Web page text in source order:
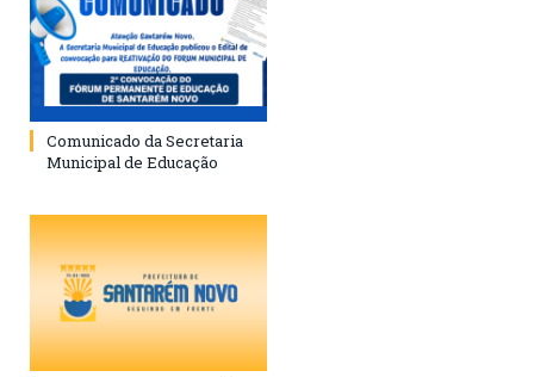
Comunicado da Secretaria
Municipal de Educação